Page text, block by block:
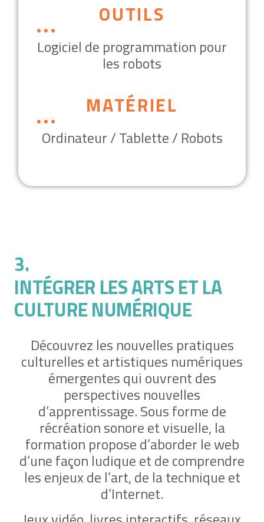
OUTILS
Logiciel de programmation pour
les robots
MATÉRIEL
Ordinateur / Tablette / Robots
3.
INTÉGRER LES ARTS ET LA
CULTURE NUMÉRIQUE
Découvrez les nouvelles pratiques
culturelles et artistiques numériques
émergentes qui ouvrent des
perspectives nouvelles
d’apprentissage. Sous forme de
récréation sonore et visuelle, la
formation propose d’aborder le web
d’une façon ludique et de comprendre
les enjeux de l’art, de la technique et
d’Internet.